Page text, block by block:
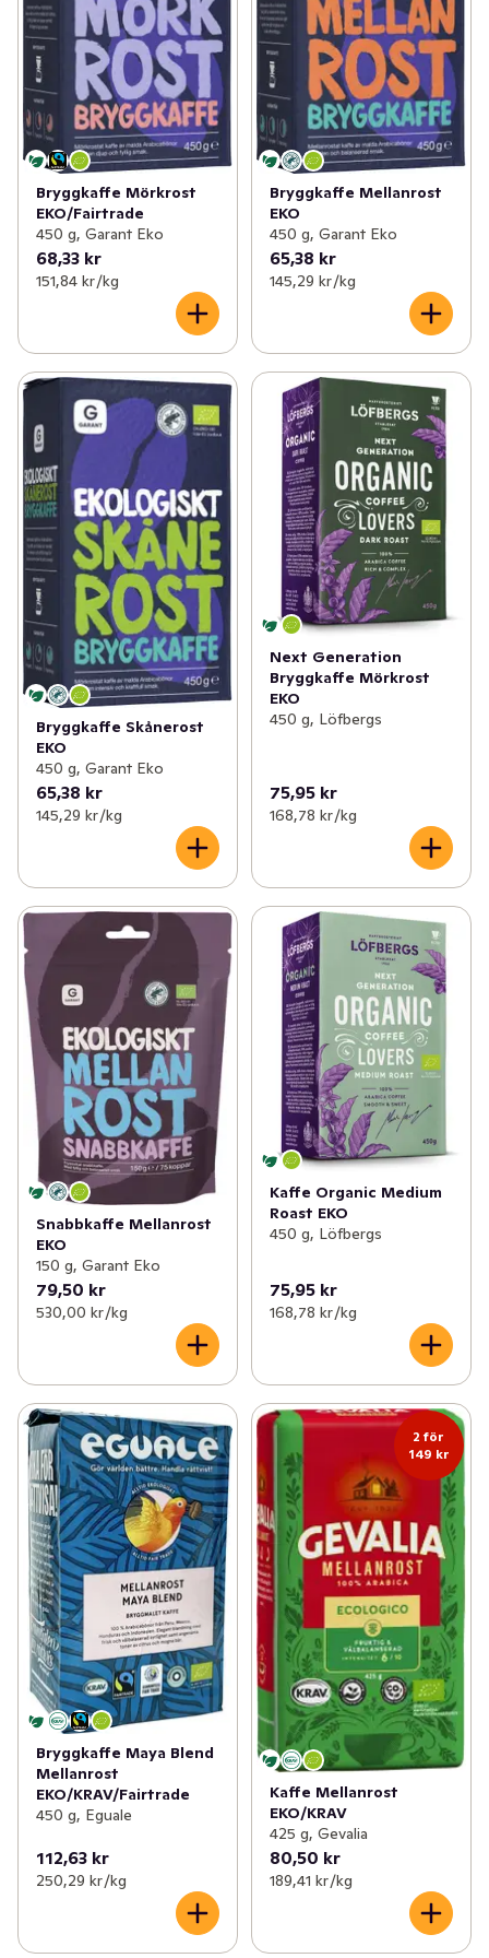
Bryggkaffe Mörkrost
EKO/Fairtrade
450 g, Garant Eko
68,33 kr
151,84 kr /kg
Bryggkaffe Mellanrost
EKO
450 g, Garant Eko
65,38 kr
145,29 kr /kg
Bryggkaffe Skånerost
EKO
450 g, Garant Eko
65,38 kr
145,29 kr /kg
Next Generation
Bryggkaffe Mörkrost
EKO
450 g, Löfbergs
75,95 kr
168,78 kr /kg
Snabbkaffe Mellanrost
EKO
150 g, Garant Eko
79,50 kr
530,00 kr /kg
Kaffe Organic Medium
Roast EKO
450 g, Löfbergs
75,95 kr
168,78 kr /kg
Bryggkaffe Maya Blend
Mellanrost
EKO/KRAV/Fairtrade
450 g, Eguale
112,63 kr
250,29 kr /kg
2 för
149 kr
Kaffe Mellanrost
EKO/KRAV
425 g, Gevalia
80,50 kr
189,41 kr /kg